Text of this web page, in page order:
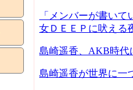
「メンバーが書い
女ＤＥＥＰに吠える
島崎遥香、AKB時代
島崎遥香が世界に一